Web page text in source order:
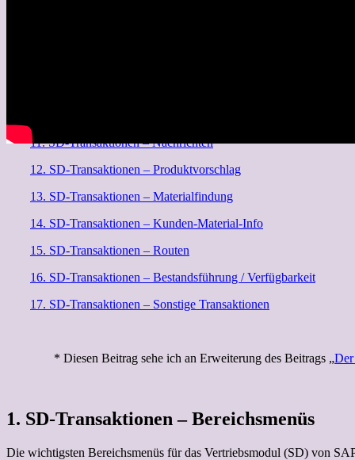
11. SD-Transaktionen – Nachrichten
12. SD-Transaktionen – Produktvorschlag
13. SD-Transaktionen – Materialfindung
14. SD-Transaktionen – Kunden-Material-Info
15. SD-Transaktionen – Routen
16. SD-Transaktionen – Bestandsführung / Verfügbarkeit
17. SD-Transaktionen – Sonstige Transaktionen
* Diesen Beitrag sehe ich an Erweiterung des Beitrags „
1. SD-Transaktionen – Bereichsmenüs
Die wichtigsten Bereichsmenüs für das Vertriebsmodul (SD) von